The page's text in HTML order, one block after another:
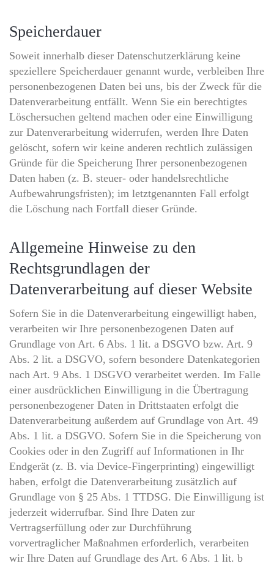
Speicherdauer
Soweit innerhalb dieser Datenschutzerklärung keine
speziellere Speicherdauer genannt wurde, verbleiben Ihre
personenbezogenen Daten bei uns, bis der Zweck für die
Datenverarbeitung entfällt. Wenn Sie ein berechtigtes
Löschersuchen geltend machen oder eine Einwilligung
zur Datenverarbeitung widerrufen, werden Ihre Daten
gelöscht, sofern wir keine anderen rechtlich zulässigen
Gründe für die Speicherung Ihrer personenbezogenen
Daten haben (z. B. steuer- oder handelsrechtliche
Aufbewahrungsfristen); im letztgenannten Fall erfolgt
die Löschung nach Fortfall dieser Gründe.
Allgemeine Hinweise zu den
Rechtsgrundlagen der
Datenverarbeitung auf dieser Website
Sofern Sie in die Datenverarbeitung eingewilligt haben,
verarbeiten wir Ihre personenbezogenen Daten auf
Grundlage von Art. 6 Abs. 1 lit. a DSGVO bzw. Art. 9
Abs. 2 lit. a DSGVO, sofern besondere Datenkategorien
nach Art. 9 Abs. 1 DSGVO verarbeitet werden. Im Falle
einer ausdrücklichen Einwilligung in die Übertragung
personenbezogener Daten in Drittstaaten erfolgt die
Datenverarbeitung außerdem auf Grundlage von Art. 49
Abs. 1 lit. a DSGVO. Sofern Sie in die Speicherung von
Cookies oder in den Zugriff auf Informationen in Ihr
Endgerät (z. B. via Device-Fingerprinting) eingewilligt
haben, erfolgt die Datenverarbeitung zusätzlich auf
Grundlage von § 25 Abs. 1 TTDSG. Die Einwilligung ist
jederzeit widerrufbar. Sind Ihre Daten zur
Vertragserfüllung oder zur Durchführung
vorvertraglicher Maßnahmen erforderlich, verarbeiten
wir Ihre Daten auf Grundlage des Art. 6 Abs. 1 lit. b